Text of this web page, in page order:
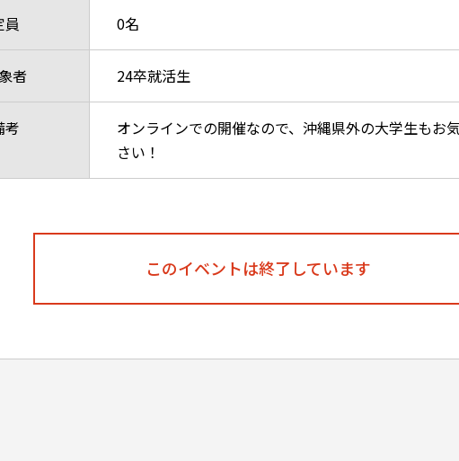
員 0名
者 24卒就活生
考
オンラインでの開催なので、沖縄県外の大学生もお
さい！
このイベントは終了しています